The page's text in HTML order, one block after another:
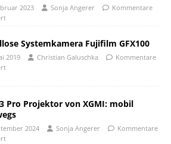
2023 Sonja Angerer
Kommentare
Systemkamera Fujifilm GFX100
2019 Christian Galuschka
Kommentare
Pro Projektor von XGMI: mobil
2024 Sonja Angerer
Kommentare